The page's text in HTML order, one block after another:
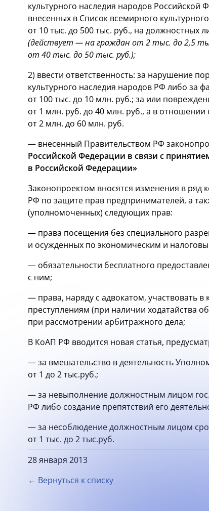
культурного наследия народов Российской
внесенных в Список всемирного
от 10 тыс. до 500 тыс. руб., на должностных
(действует — на граждан от 2 тыс. до 2,5
от 40 тыс. до 50 тыс. руб.);
2) ввести ответственность: за нарушение
культурного наследия народов РФ либо за
от 100 тыс. до 10 млн. руб.; за или
от 1 млн. руб. до 40 млн. руб., а в
от 2 млн. до 60 млн. руб.
— внесенный Правительством РФ
Российской Федерации в связи с
в Российской Федерации»
Законопроектом вносятся изменения в ряд
РФ по защите прав предпринимателей, а
(уполномоченных) следующих прав:
— права посещения без специального
и осужденных по экономическим и
— обязательности бесплатного
с ним;
— права, наряду с адвокатом, участвовать
преступлениям (при наличии ходатайства
при рассмотрении арбитражного дела;
В КоАП РФ вводится новая статья,
— за вмешательство в деятельность
от 1 до 2 тыс.руб.;
— за невыполнение должностным лицом
РФ либо создание препятствий его
— за несоблюдение должностным лицом
от 1 тыс. до 2 тыс.руб.
28 января 2013
← Вернуться к списку